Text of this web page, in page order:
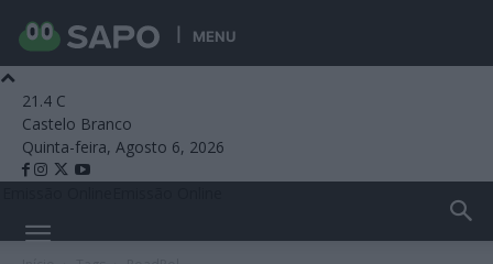
MENU
21.4 C
Castelo Branco
Quinta-feira, Agosto 6, 2026